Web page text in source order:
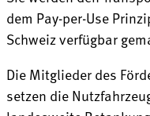
dem Pay-per-Use
Schweiz verfügbar
Die Mitglieder des
setzen die